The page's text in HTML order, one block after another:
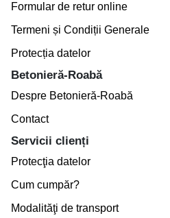
Formular de retur online
Termeni și Condiții Generale
Protecția datelor
Betonieră-Roabă
Despre Betonieră-Roabă
Contact
Servicii clienți
Protecţia datelor
Cum cumpăr?
Modalităţi de transport